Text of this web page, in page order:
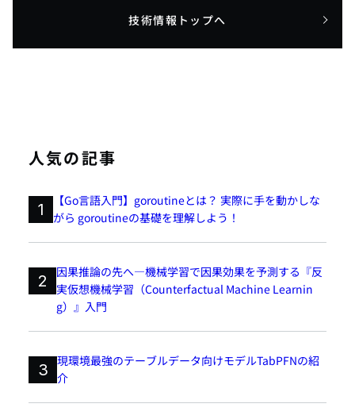
技術情報トップへ
人気の記事
1
【Go言語入門】goroutineとは？ 実際に手を動かしな
がら goroutineの基礎を理解しよう！
2
因果推論の先へ―機械学習で因果効果を予測する『反
実仮想機械学習（Counterfactual Machine Learnin
g）』入門
3 現環境最強のテーブルデータ向けモデルTabPFNの紹
介